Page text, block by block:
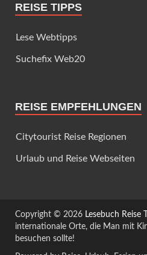
REISE TIPPS
Lese Webtipps
Suchefix Web20
REISE EMPFEHLUNGEN
Citytourist Reise Regionen
Urlaub und Reise Webseiten
Copyright © 2026 Lesebuch Reise
internationale Orte, die Man mit
besuchen sollte!